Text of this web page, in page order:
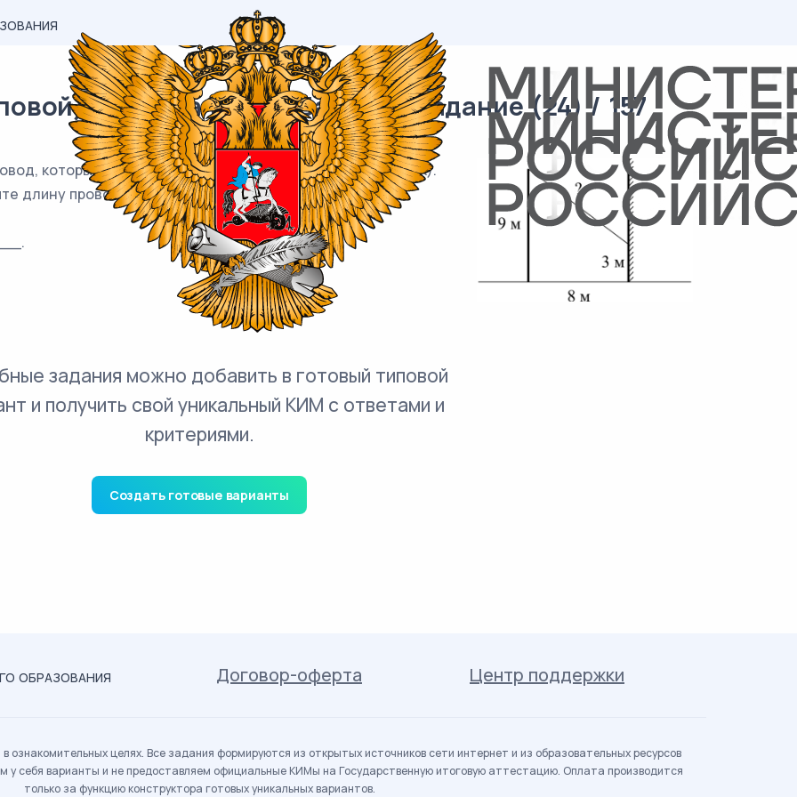
материал ЕГЭ / База / 10 задание (24) / 157
который крепится на высоте 3 м от земли (см. рисунок).
длину провода. Ответ дайте в метрах.
задания можно добавить в готовый типовой
и получить свой уникальный КИМ с ответами и
критериями.
Создать готовые варианты
ОБРАЗОВАНИЯ Договор-оферта Центр поддержки
целях. Все задания формируются из открытых источников сети интернет и из образовательных ресурсов
себя варианты и не предоставляем официальные КИМы на Государственную итоговую аттестацию. Оплата производится
только за функцию конструктора готовых уникальных вариантов.